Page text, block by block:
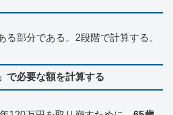
る部分である。2段階で計算する。
で必要な額を計算する